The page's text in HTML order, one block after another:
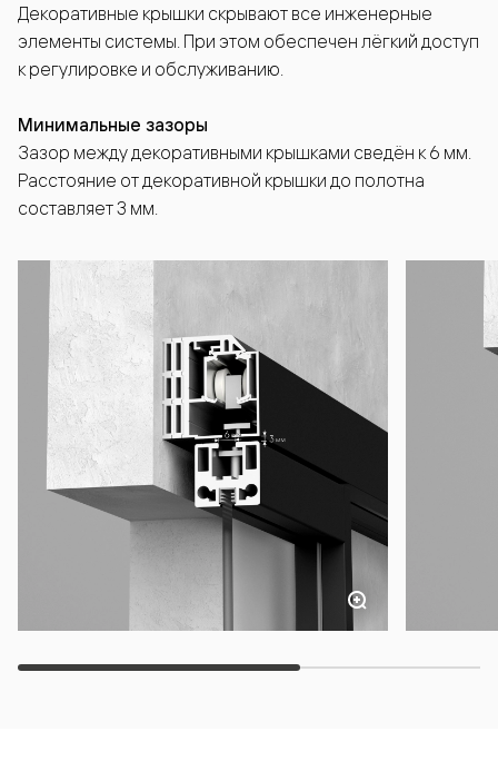
Декоративные крышки скрывают все инженерные
элементы системы. При этом обеспечен лёгкий доступ
к регулировке и обслуживанию.
Минимальные зазоры
Зазор между декоративными крышками сведён к 6 мм.
Расстояние от декоративной крышки до полотна
составляет 3 мм.